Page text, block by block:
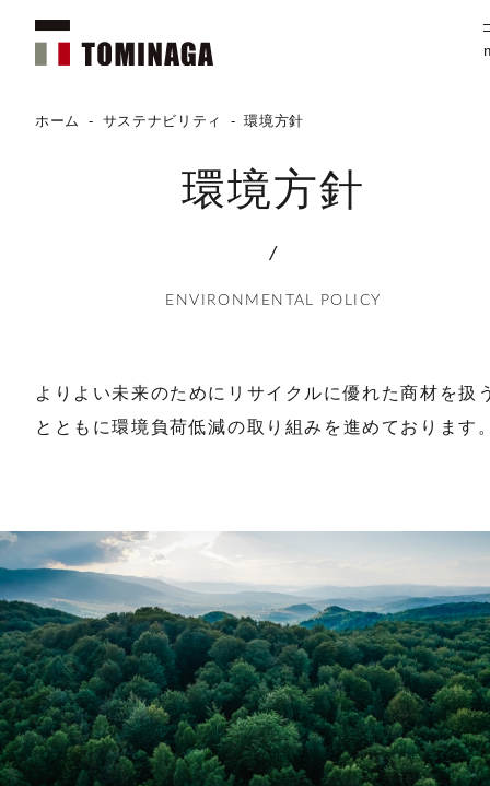
ホーム - サステナビリティ - 環境方針
環境方針
/
ENVIRONMENTAL POLICY
よりよい未来のためにリサイクルに優れた商材を扱
とともに環境負荷低減の取り組みを進めております